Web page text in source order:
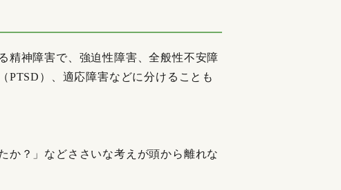
精神障害で、強迫性障害、全般性不安障
PTSD）、適応障害などに分けることも
か？」などささいな考えが頭から離れな